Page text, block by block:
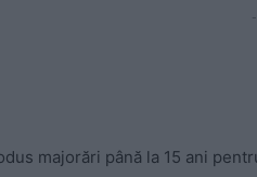
majorări până la 15 ani